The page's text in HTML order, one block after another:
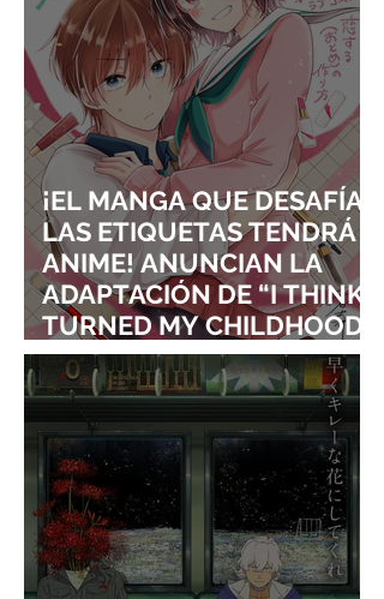
¡EL MANGA QUE DESAFÍA
LAS ETIQUETAS TENDRÁ
ANIME! ANUNCIAN LA
ADAPTACIÓN DE “I THINK I
TURNED MY CHILDHOOD
FRIEND INTO A GIRL”